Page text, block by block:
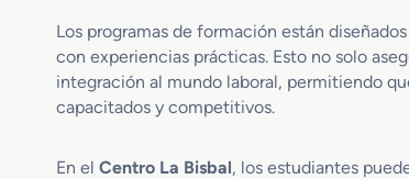
Los programas de formación están
con experiencias prácticas. Esto no solo
integración al mundo laboral, permitiendo
capacitados y competitivos.
En el Centro La Bisbal, los estudiantes